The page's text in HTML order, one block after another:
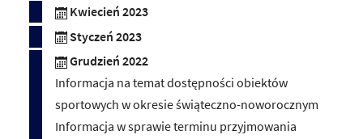
Kwiecień 2023
Styczeń 2023
Grudzień 2022
Informacja na temat dostępności obiektów
sportowych w okresie świąteczno-noworocznym
Informacja w sprawie terminu przyjmowania